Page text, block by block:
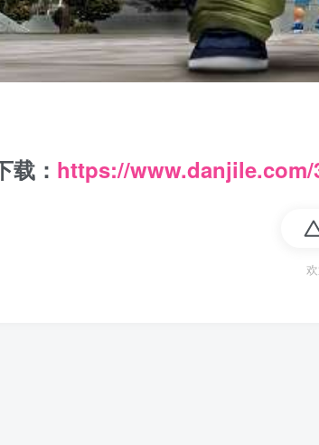
载： https://www.danjile.com/